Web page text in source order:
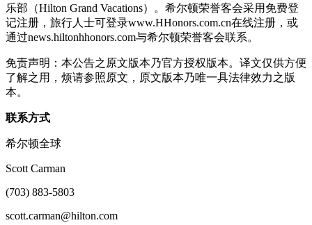
乐部（Hilton Grand Vacations）。希尔顿荣誉客会采用免费登
记注册，旅行人士可登录www.HHonors.com.cn在线注册，或
通过news.hiltonhhonors.com与希尔顿荣誉客会联系。
免责声明：本公告之原文版本乃官方授权版本。译文仅供方便
了解之用，烦请参照原文，原文版本乃唯一具法律效力之版
本。
联系方式
希尔顿全球
Scott Carman
(703) 883-5803
scott.carman@hilton.com